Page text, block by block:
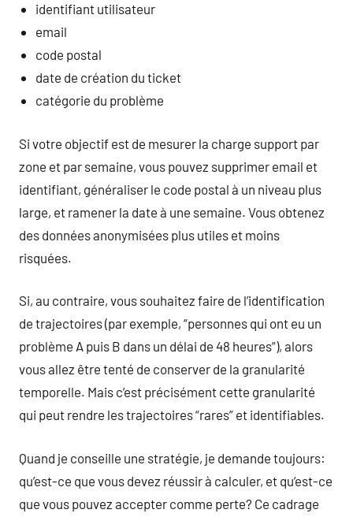
identifiant utilisateur
email
code postal
date de création du ticket
catégorie du problème
Si votre objectif est de mesurer la charge support par
zone et par semaine, vous pouvez supprimer email et
identifiant, généraliser le code postal à un niveau plus
large, et ramener la date à une semaine. Vous obtenez
des données anonymisées plus utiles et moins
risquées.
Si, au contraire, vous souhaitez faire de l’identification
de trajectoires (par exemple, “personnes qui ont eu un
problème A puis B dans un délai de 48 heures”), alors
vous allez être tenté de conserver de la granularité
temporelle. Mais c’est précisément cette granularité
qui peut rendre les trajectoires “rares” et identifiables.
Quand je conseille une stratégie, je demande toujours:
qu’est-ce que vous devez réussir à calculer, et qu’est-ce
que vous pouvez accepter comme perte? Ce cadrage